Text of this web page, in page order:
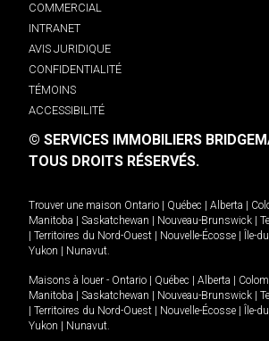
COMMERCIAL
INTRANET
AVIS JURIDIQUE
CONFIDENTIALITÉ
TÉMOINS
ACCESSIBILITÉ
© SERVICES IMMOBILIERS
TOUS DROITS RÉSERVÉS.
Trouver une maison Ontario Québec Alberta
Manitoba
Saskatchewan Nouveau-Brunswick
Territoires du Nord-Ouest Nouvelle-Écosse Île-
Yukon
Nunavut.
Maisons à louer - Ontario Québec Alberta
Manitoba
Saskatchewan Nouveau-Brunswick
Territoires du Nord-Ouest Nouvelle-Écosse Île-
Yukon
Nunavut.